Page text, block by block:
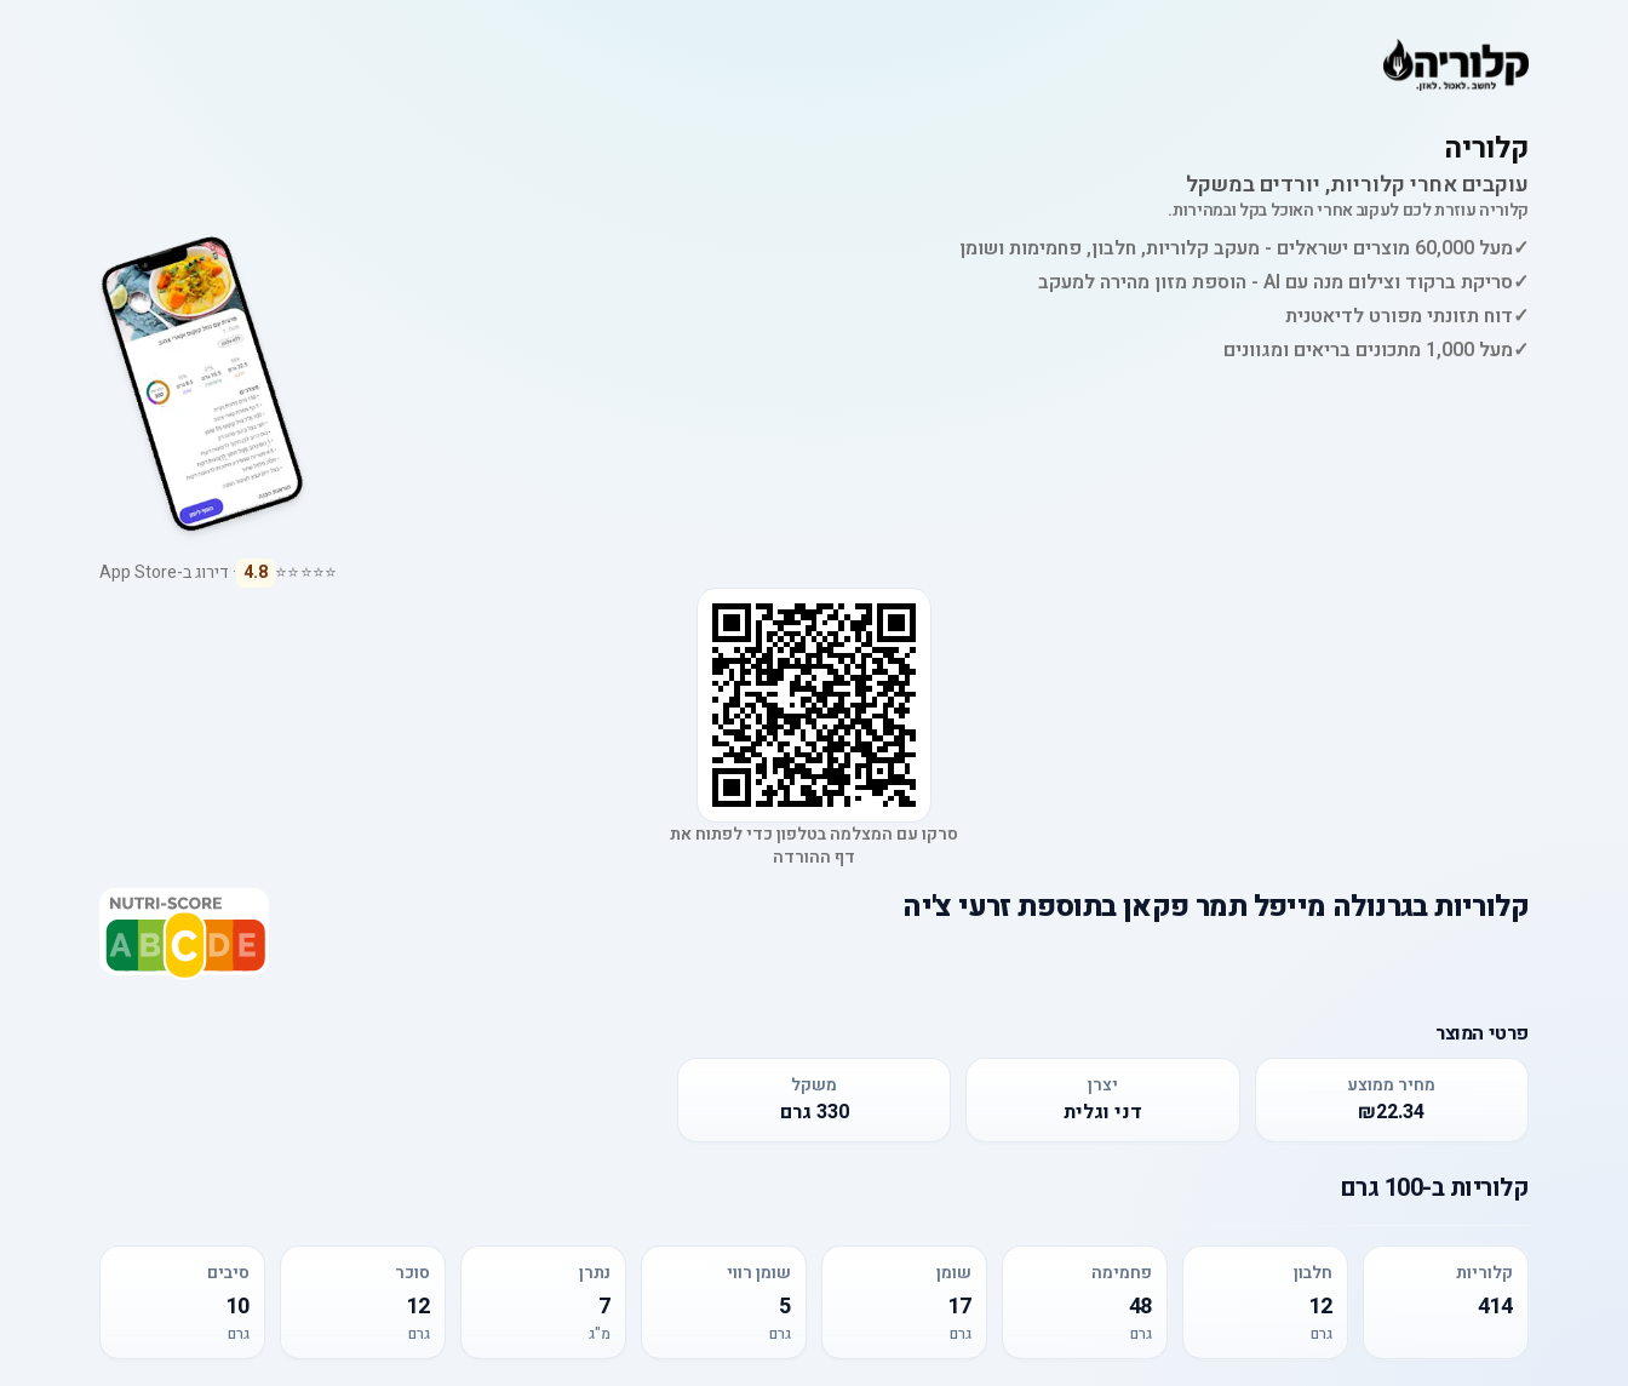
קלוריה
עוקבים אחרי קלוריות, יורדים במשקל
קלוריה עוזרת לכם לעקוב אחרי האוכל בקל ובמהירות.
✓מעל 60,000 מוצרים ישראלים - מעקב קלוריות, חלבון, פחמימות ושומן
✓סריקת ברקוד וצילום מנה עם AI - הוספת מזון מהירה למעקב
✓דוח תזונתי מפורט לדיאטנית
✓מעל 1,000 מתכונים בריאים ומגוונים
⭐⭐⭐⭐⭐
4.8 · דירוג ב-App Store
סרקו עם המצלמה בטלפון כדי לפתוח את
דף ההורדה
קלוריותבגרנולה מייפל תמר פקאן בתוספת זרעי צ'יה
פרטי המוצר
מחיר ממוצע
₪22.34
יצרן
דני וגלית
משקל
330 גרם
קלוריותב-100 גרם
קלוריות
414
חלבון
12
גרם
פחמימה
48
גרם
שומן
17
גרם
שומן רווי
5
גרם
נתרן
7
מ"ג
סוכר
12
גרם
סיבים
10
גרם